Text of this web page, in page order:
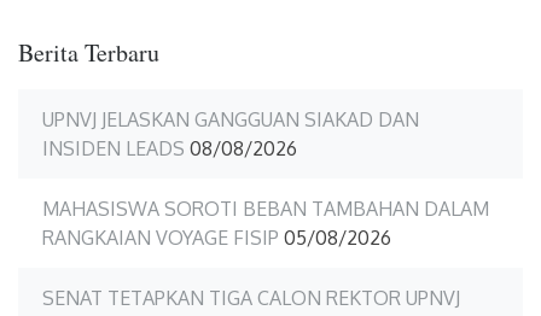
Berita Terbaru
UPNVJ JELASKAN GANGGUAN SIAKAD DAN
INSIDEN LEADS 08/08/2026
MAHASISWA SOROTI BEBAN TAMBAHAN DALAM
RANGKAIAN VOYAGE FISIP 05/08/2026
SENAT TETAPKAN TIGA CALON REKTOR UPNVJ